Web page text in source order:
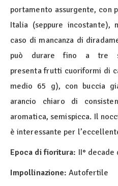
portamento assurgente, con
Italia (seppure
caso di mancanza di
può durare fino a tre
presenta frutti cuoriformi di
medio 65 g), con buccia
arancio chiaro di
aromatica, semispicca. Il
è interessante per
Epoca di fioritura: II° decade
Impollinazione: Autofertile